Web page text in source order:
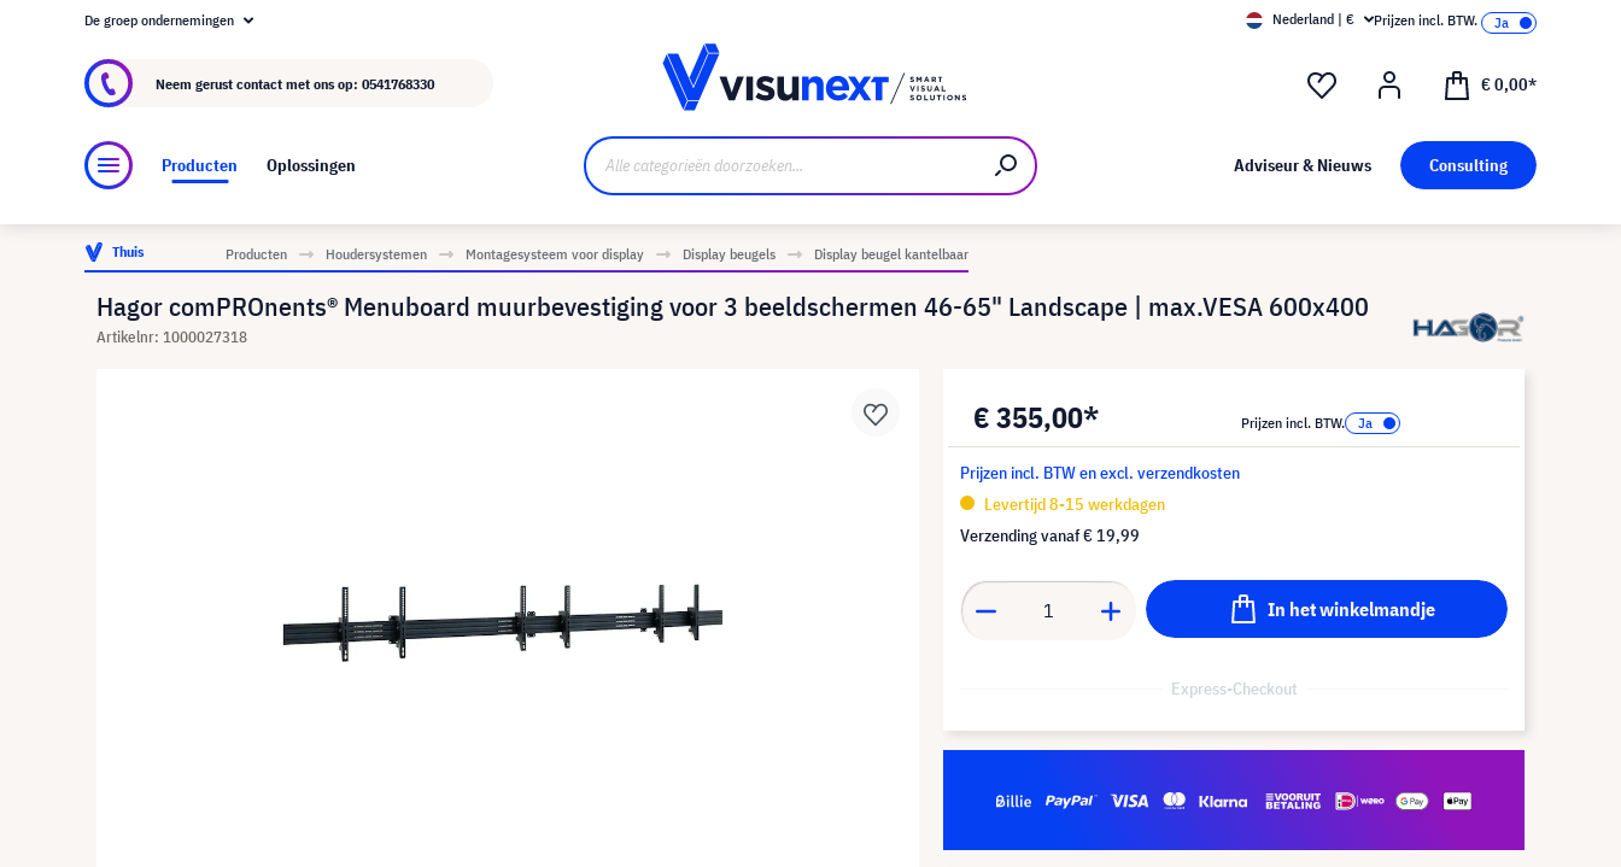
Over visunext.nl
De groep ondernemingen Nederland | € Prijzen incl. BTW.
Neem gerust contact met ons op: 0541768330 € 0,00*
Producten Oplossingen Adviseur & Nieuws Consulting
Thuis Producten Houdersystemen Montagesysteem voor display Display beugels Display beugel kantelbaar
Hagor comPROnents® Menuboard muurbevestiging voor 3 beeldschermen 46-65" Landscape | max.VESA 600x400
Artikelnr: 1000027318
€ 355,00* Prijzen incl. BTW.
Prijzen incl. BTW en excl. verzendkosten
Levertijd 8-15 werkdagen
Verzending vanaf€ 19,99
In het winkelmandje
Express-Checkout